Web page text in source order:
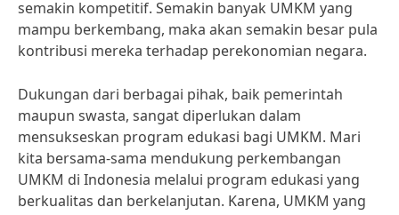
semakin kompetitif. Semakin banyak UMKM yang
mampu berkembang, maka akan semakin besar pula
kontribusi mereka terhadap perekonomian negara.
Dukungan dari berbagai pihak, baik pemerintah
maupun swasta, sangat diperlukan dalam
mensukseskan program edukasi bagi UMKM. Mari
kita bersama-sama mendukung perkembangan
UMKM di Indonesia melalui program edukasi yang
berkualitas dan berkelanjutan. Karena, UMKM yang